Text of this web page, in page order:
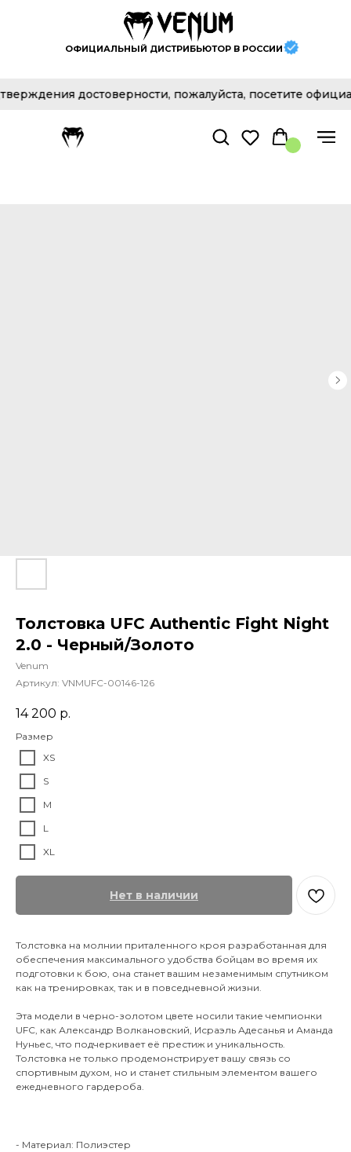
ОФИЦИАЛЬНЫЙ ДИСТРИБЬЮТОР В РОССИИ
достоверности, пожалуйста, посетите
Толстовка UFC Authentic Fight Night
2.0 - Черный/Золото
Venum
Артикул: VNMUFC-00146-126
14 200 р.
Размер
XS
S
M
L
XL
Нет в наличии
Толстовка на молнии приталенного кроя разработанная для
обеспечения максимального удобства бойцам во время их
подготовки к бою, она станет вашим незаменимым спутником
как на тренировках, так и в повседневной жизни.
Эта модели в черно-золотом цвете носили такие чемпионки
UFC, как Александр Волкановский, Исраэль Адесанья и Аманда
Нуньес, что подчеркивает её престиж и уникальность.
Толстовка не только продемонстрирует вашу связь со
спортивным духом, но и станет стильным элементом вашего
ежедневного гардероба.
- Материал: Полиэстер